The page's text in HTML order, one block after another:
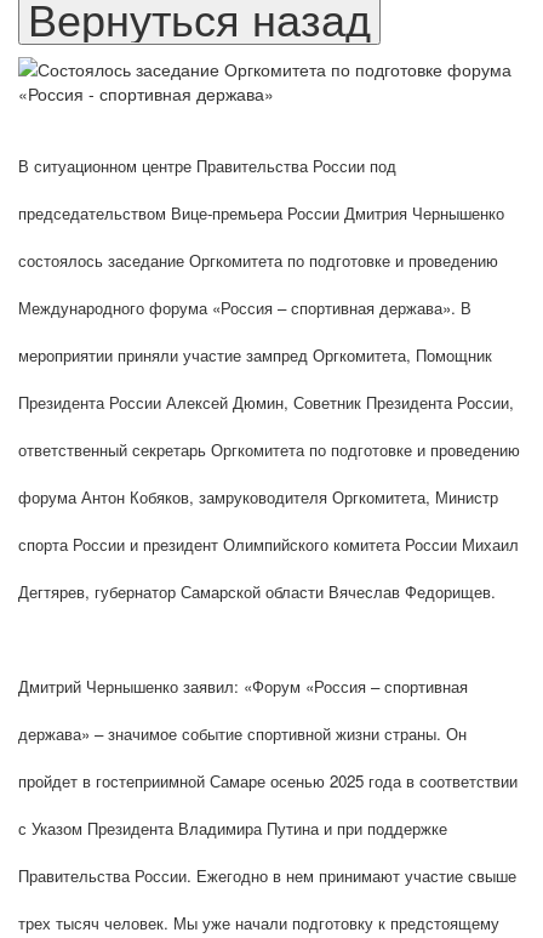
В ситуационном центре Правительства России под
председательством Вице-премьера России Дмитрия Чернышенко
состоялось заседание Оргкомитета по подготовке и проведению
Международного форума «Россия – спортивная держава». В
мероприятии приняли участие зампред Оргкомитета, Помощник
Президента России Алексей Дюмин, Советник Президента России,
ответственный секретарь Оргкомитета по подготовке и проведению
форума Антон Кобяков, замруководителя Оргкомитета, Министр
спорта России и президент Олимпийского комитета России Михаил
Дегтярев, губернатор Самарской области Вячеслав Федорищев.
Дмитрий Чернышенко заявил: «Форум «Россия – спортивная
держава» – значимое событие спортивной жизни страны. Он
пройдет в гостеприимной Самаре осенью 2025 года в соответствии
с Указом Президента Владимира Путина и при поддержке
Правительства России. Ежегодно в нем принимают участие свыше
трех тысяч человек. Мы уже начали подготовку к предстоящему